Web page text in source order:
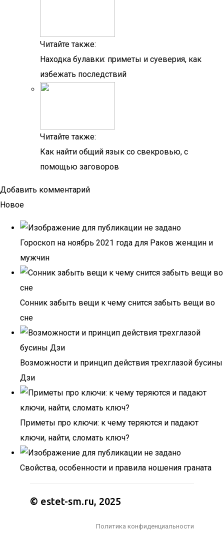
Читайте также:
Находка булавки: приметы и суеверия, как
избежать последствий
Читайте также:
Как найти общий язык со свекровью, с
помощью заговоров
Добавить комментарий
Новое
Гороскоп на ноябрь 2021 года для Раков женщин и
мужчин
Сонник забыть вещи к чему снится забыть вещи во
сне
Возможности и принцип действия трехглазой бусины
Дзи
Приметы про ключи: к чему теряются и падают
ключи, найти, сломать ключ?
Свойства, особенности и правила ношения граната
© estet-sm.ru, 2025
Политика конфиденциальности